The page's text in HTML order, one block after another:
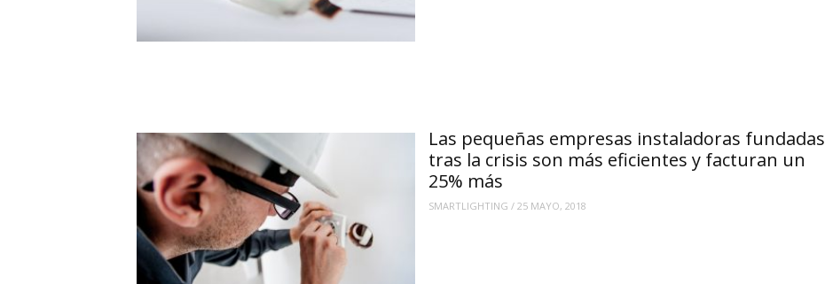
Las pequeñas empresas instaladoras fundadas
tras la crisis son más eficientes y facturan un
25% más
SMARTLIGHTING / 25 MAYO, 2018